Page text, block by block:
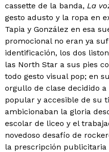
cassette de la banda, La
gesto adusto y la ropa en
Tapia y González en esa
promocional no eran ya
identificación, los dos
las North Star a sus pies
todo gesto visual pop; en
orgullo de clase decidido
popular y accesible de su
ambicionaban la gloria
escolar de liceo y el
novedoso desafío de
la prescripción publicitaria